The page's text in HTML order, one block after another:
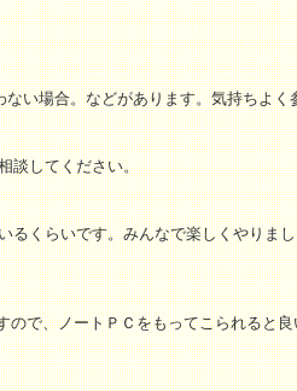
い場合。などがあります。気持ちよく
談してください。
くらいです。みんなで楽しくやりま
で、ノートＰＣをもってこられると